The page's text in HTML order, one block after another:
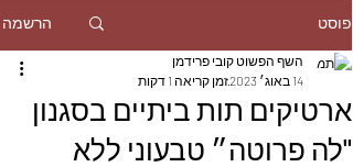
פוסט הרשמה
ארטיקים תות ביתיים בסגנון
"לה פרוטה״ טבעוני ללא
השף הפשוט קובי פרידמן
14 באוג׳ 2023
זמן קריאה 1 דקות